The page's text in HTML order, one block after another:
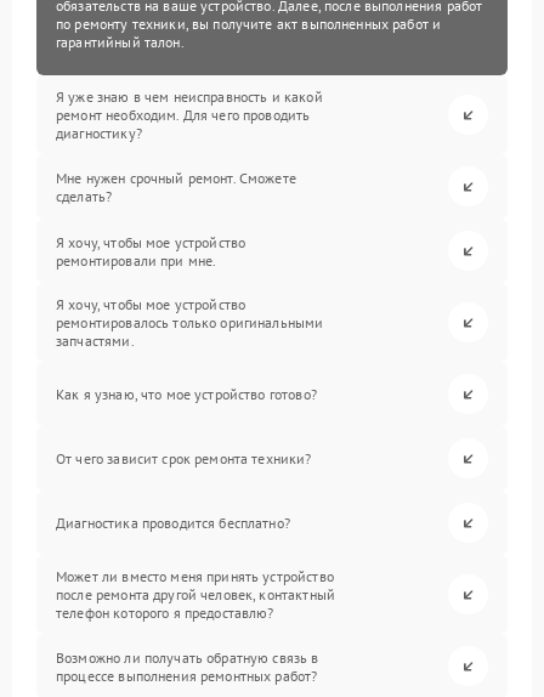
обязательств на ваше устройство. Далее, после выполнения работ
по ремонту техники, вы получите акт выполненных работ и
гарантийный талон.
Я уже знаю в чем неисправность и какой
ремонт необходим. Для чего проводить
диагностику?
Мне нужен срочный ремонт. Сможете
сделать?
Я хочу, чтобы мое устройство
ремонтировали при мне.
Я хочу, чтобы мое устройство
ремонтировалось только оригинальными
запчастями.
Как я узнаю, что мое устройство готово?
От чего зависит срок ремонта техники?
Диагностика проводится бесплатно?
Может ли вместо меня принять устройство
после ремонта другой человек, контактный
телефон которого я предоставлю?
Возможно ли получать обратную связь в
процессе выполнения ремонтных работ?